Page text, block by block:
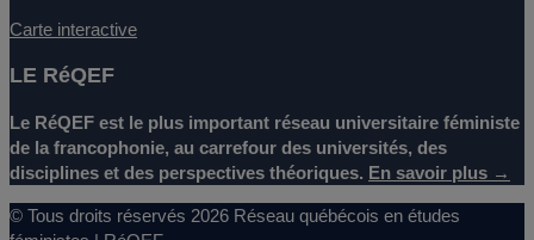
Carte interactive
LE RéQEF
Le RéQEF est le plus important réseau universitaire féministe
de la francophonie, au carrefour des universités, des
disciplines et des perspectives théoriques. En savoir plus →
© Tous droits réservés 2026 Réseau québécois en études